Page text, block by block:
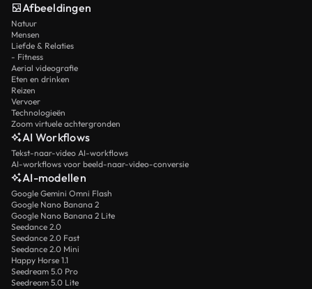
Afbeeldingen
Natuur
Mensen
Liefde & Relaties
- Fitness
Aerial videografie
Eten en drinken
Reizen
Vervoer
Technologieën
Zoom virtuele achtergronden
AI Workflows
Tekst-naar-video AI-workflows
AI-workflows voor beeld-naar-video-conversie
AI-modellen
Google Gemini Omni Flash
Google Nano Banana 2
Google Nano Banana 2 Lite
Seedance 2.0
Seedance 2.0 Fast
Seedance 2.0 Mini
Happy Horse 1.1
Seedream 5.0 Pro
Seedream 5.0 Lite